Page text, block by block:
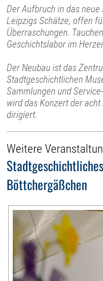
Der Aufbruch in das
Leipzigs Schätze, offen
Überraschungen.
Geschichtslabor im
Der Neubau ist das
Stadtgeschichtlichen
Sammlungen und
wird das Konzert der
dirigiert.
Weitere
Böttchergäßchen